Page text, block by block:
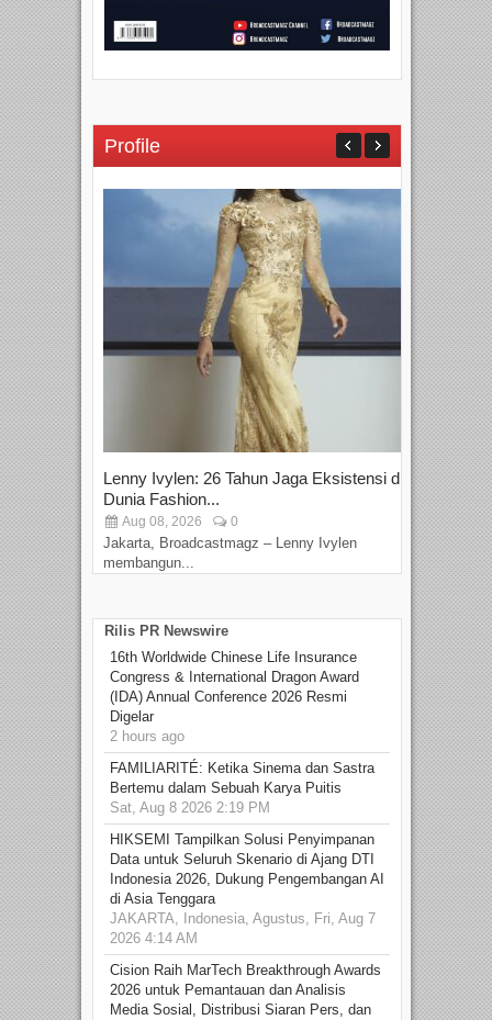
Profile
Lenny Ivylen: 26 Tahun Jaga Eksistensi di
Dunia Fashion...
Aug 08, 2026 0
Jakarta, Broadcastmagz – Lenny Ivylen
membangun...
Rilis PR Newswire
16th Worldwide Chinese Life Insurance
Congress & International Dragon Award
(IDA) Annual Conference 2026 Resmi
Digelar
2 hours ago
FAMILIARITÉ: Ketika Sinema dan Sastra
Bertemu dalam Sebuah Karya Puitis
Sat, Aug 8 2026 2:19 PM
HIKSEMI Tampilkan Solusi Penyimpanan
Data untuk Seluruh Skenario di Ajang DTI
Indonesia 2026, Dukung Pengembangan AI
di Asia Tenggara
JAKARTA, Indonesia, Agustus, Fri, Aug 7
2026 4:14 AM
Cision Raih MarTech Breakthrough Awards
2026 untuk Pemantauan dan Analisis
Media Sosial, Distribusi Siaran Pers, dan